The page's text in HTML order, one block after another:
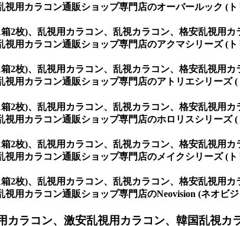
用カラコン通販ショップ専門店のオーバールック (ト
2枚)、乱視用カラコン、乱視カラコン、格安乱視用
用カラコン通販ショップ専門店のアクマシリーズ (ト
2枚)、乱視用カラコン、乱視カラコン、格安乱視用
用カラコン通販ショップ専門店のアトリエシリーズ (
2枚)、乱視用カラコン、乱視カラコン、格安乱視用
用カラコン通販ショップ専門店のホロリスシリーズ (
2枚)、乱視用カラコン、乱視カラコン、格安乱視用
用カラコン通販ショップ専門店のメイクシリーズ (ト
2枚)、乱視用カラコン、乱視カラコン、格安乱視用
用カラコン通販ショップ専門店のNeovision (ネオビ
カラコン、激安乱視用カラコン、韓国乱視